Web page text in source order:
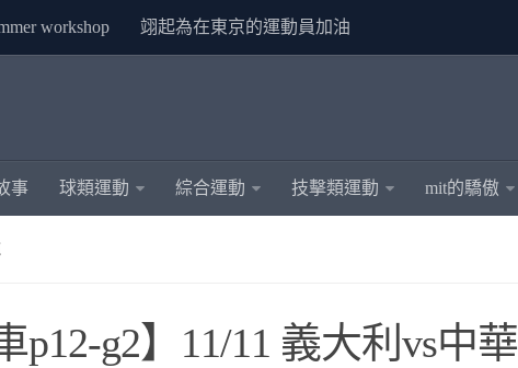
workshop 翊起為在東京的運動員加油
事 球類運動 綜合運動 技擊類運動 mit的驕傲
p12-g2】11/11 義大利vs中華